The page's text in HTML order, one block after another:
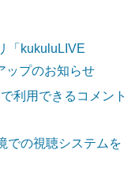
「kukuluLIVE
ップのお知らせ
利用できるコメント
での視聴システムを